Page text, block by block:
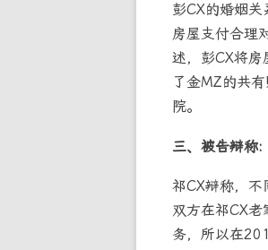
彭CX的婚姻
房屋支付合理
述，彭CX将房
了金MZ的共
院。
三、被告辩称:
祁CX辩称，不
双方在祁CX
务，所以在